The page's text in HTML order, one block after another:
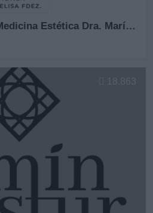
* Clínica Emporium Medicina Estética Dra. María Elisa Fernández